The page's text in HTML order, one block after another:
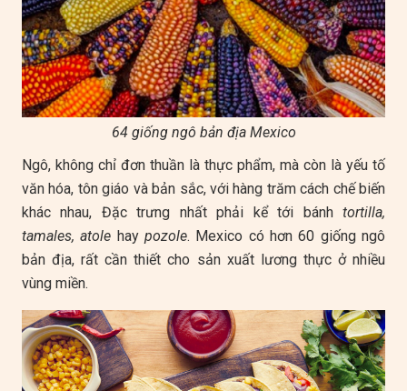
64 giống ngô bản địa Mexico
Ngô, không chỉ đơn thuần là thực phẩm, mà còn là yếu tố
văn hóa, tôn giáo và bản sắc, với hàng trăm cách chế biến
khác nhau, Đặc trưng nhất phải kể tới bánh tortilla,
tamales, atole haypozole. Mexico có hơn 60 giống ngô
bản địa, rất cần thiết cho sản xuất lương thực ở nhiều
vùng miền.